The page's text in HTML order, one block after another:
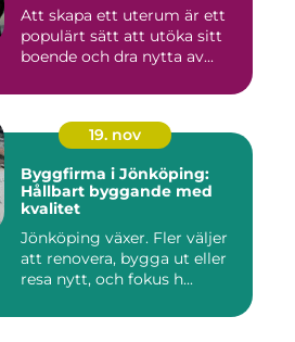
Att skapa ett uterum är ett
populärt sätt att utöka sitt
boende och dra nytta av...
19. nov
Byggfirma i Jönköping:
Hållbart byggande med
kvalitet
Jönköping växer. Fler väljer
att renovera, bygga ut eller
resa nytt, och fokus h...